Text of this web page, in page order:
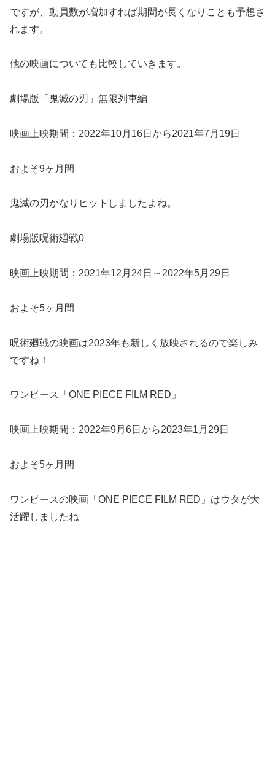
ですが、動員数が増加すれば期間が長くなりことも予想さ
れます。
他の映画についても比較していきます。
劇場版「鬼滅の刃」無限列車編
映画上映期間：2022年10月16日から2021年7月19日
およそ9ヶ月間
鬼滅の刃かなりヒットしましたよね。
劇場版呪術廻戦0
映画上映期間：2021年12月24日～2022年5月29日
およそ5ヶ月間
呪術廻戦の映画は2023年も新しく放映されるので楽しみ
ですね！
ワンピース「ONE PIECE FILM RED」
映画上映期間：2022年9月6日から2023年1月29日
およそ5ヶ月間
ワンピースの映画「ONE PIECE FILM RED」はウタが大
活躍しましたね